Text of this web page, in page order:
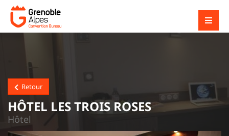
Retour
HÔTEL LES TROIS ROSES
Hôtel